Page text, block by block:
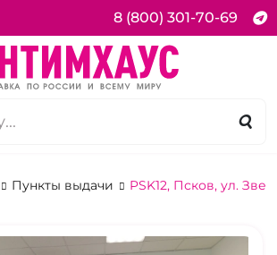
8 (800) 301-70-69
Пункты выдачи PSK12, Псков, ул.